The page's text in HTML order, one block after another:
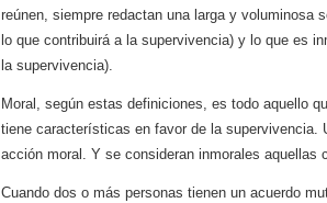
reúnen, siempre redactan una larga y voluminosa
lo que contribuirá a la supervivencia) y lo que es
la supervivencia).
Moral, según estas definiciones, es todo aquello
tiene características en favor de la supervivencia.
acción moral. Y se consideran inmorales aquellas
Cuando dos o más personas tienen un acuerdo